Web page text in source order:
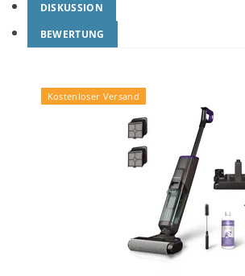
DISKUSSION
BEWERTUNG
Kostenloser Versand